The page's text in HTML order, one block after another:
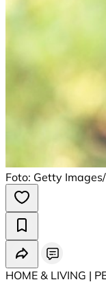
Foto: Getty
HOME & LIVING |